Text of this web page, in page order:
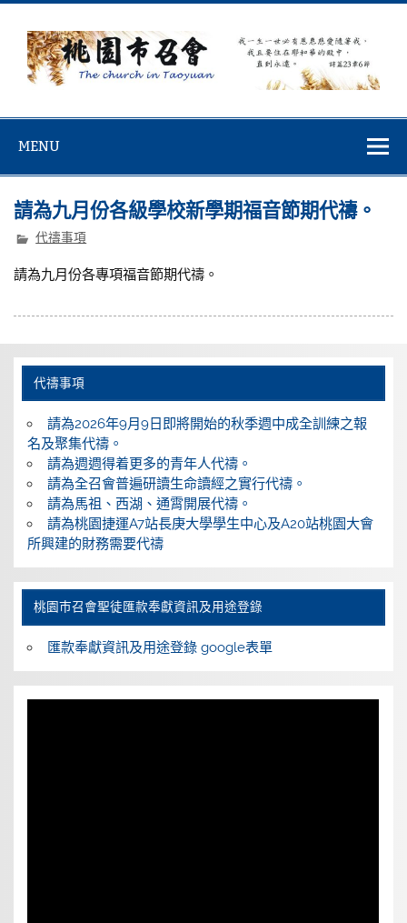
Skip
content
MENU
請為九月份各級學校新學期福音節期代禱。
代禱事項
請為九月份各專項福音節期代禱。
代禱事項
請為2026年9月9日即將開始的秋季週中成全訓練之報
名及聚集代禱。
請為週週得着更多的青年人代禱。
請為全召會普遍研讀生命讀經之實行代禱。
請為馬祖、西湖、通霄開展代禱。
請為桃園捷運A7站長庚大學學生中心及A20站桃園大會
所興建的財務需要代禱
桃園巿召會聖徒匯款奉獻資訊及用途登錄
匯款奉獻資訊及用途登錄 google表單